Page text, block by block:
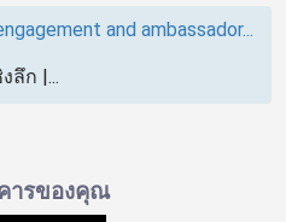
and ambassador...
ลึก |...
ารของคุณ